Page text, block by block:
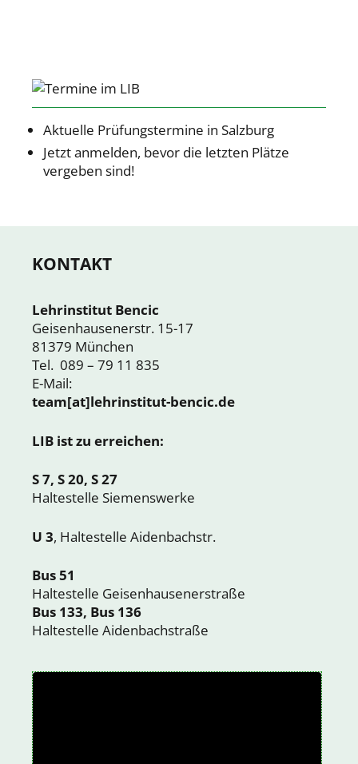
Aktuelle Prüfungstermine in Salzburg
Jetzt anmelden, bevor die letzten Plätze
vergeben sind!
KONTAKT
Lehrinstitut Bencic
Geisenhausenerstr. 15-17
81379 München
Tel. 089 – 79 11 835
E-Mail:
team[at]lehrinstitut-bencic.de
LIB ist zu erreichen:
S 7, S 20, S 27
Haltestelle Siemenswerke
U 3, Haltestelle Aidenbachstr.
Bus 51
Haltestelle Geisenhausenerstraße
Bus 133, Bus 136
Haltestelle Aidenbachstraße